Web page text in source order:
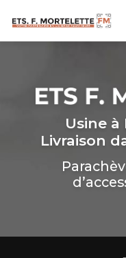
principal
Usine à
Livraison